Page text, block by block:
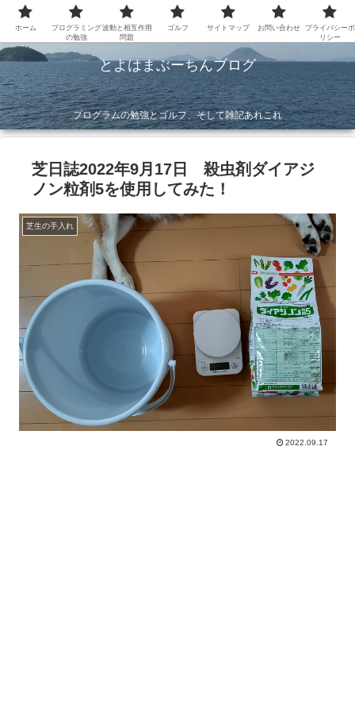
とよはまぶーちんブログ
プログラムの勉強とゴルフ、そして雑記あれこれ
芝日誌2022年9月17日 殺虫剤ダイアジ
ノン粒剤5を使用してみた！
芝生の手入れ
2022.09.17
ホーム
プログラミング
の勉強
波動と相互作用
問題
ゴルフ サイトマップ お問い合わせ
プライバシーポ
リシー